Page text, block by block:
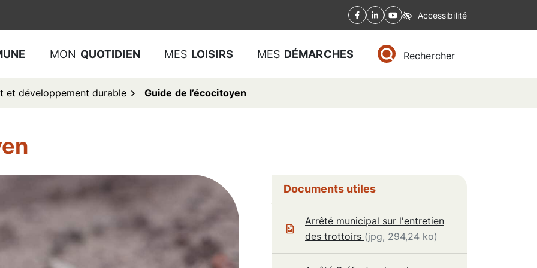
Facebook
(ouverture dans un nouvel onglet)
Linkedin
(ouverture dans un nouvel onglet)
YouTube
(ouverture dans un nouvel onglet)
Accessibilité
MON QUOTIDIEN MES LOISIRS MES DÉMARCHES Rechercher
et développement durable Guide de l’écocitoyen
Informations complémentaires
Documents utiles
Arrêté municipal sur l'entretien
des trottoirs (jpg, 294,24 ko)